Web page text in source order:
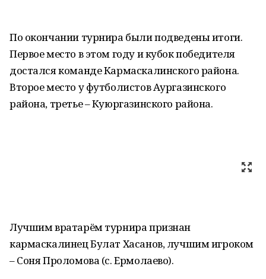
По окончании турнира были подведены итоги.
Первое место в этом году и кубок победителя
достался команде Кармаскалинского района.
Второе место у футболистов Аургазинского
района, третье – Куюргазинского района.
Лучшим вратарём турнира признан
кармаскалинец Булат Хасанов, лучшим игроком
– Соня Проломова (с. Ермолаево).